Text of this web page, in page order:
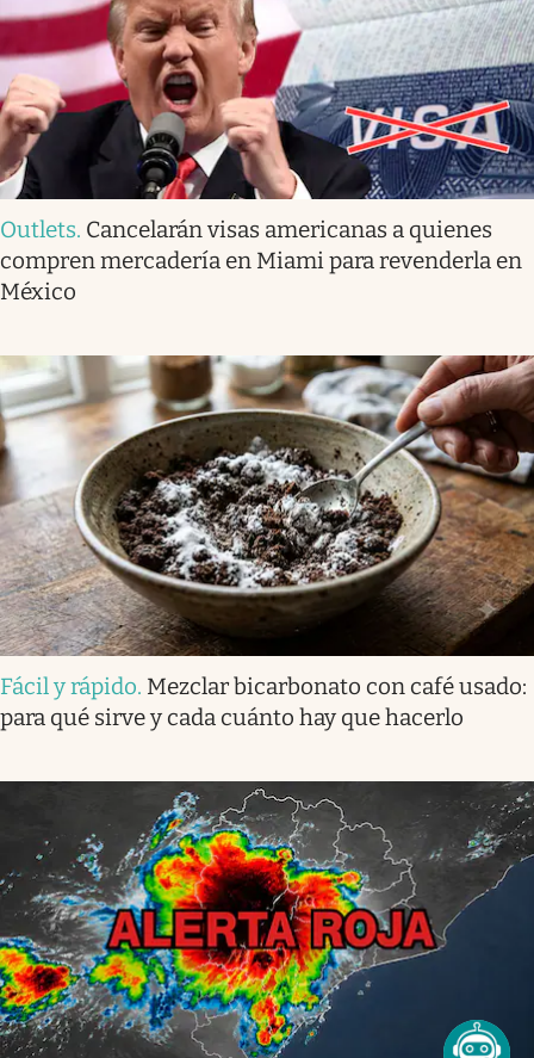
Outlets. Cancelarán visas americanas a quienes
compren mercadería en Miami para revenderla en
México
Fácil y rápido. Mezclar bicarbonato con café usado:
para qué sirve y cada cuánto hay que hacerlo